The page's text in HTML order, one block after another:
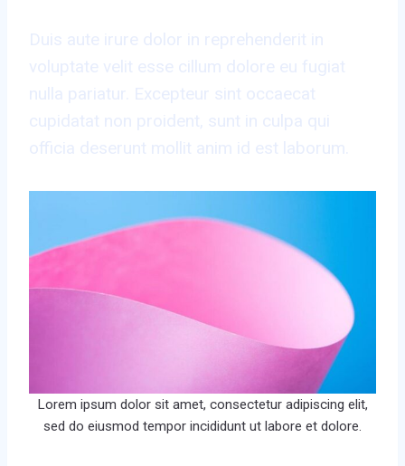
Duis aute irure dolor in reprehenderit in
voluptate velit esse cillum dolore eu fugiat
nulla pariatur. Excepteur sint occaecat
cupidatat non proident, sunt in culpa qui
officia deserunt mollit anim id est laborum.
Lorem ipsum dolor sit amet, consectetur adipiscing elit,
sed do eiusmod tempor incididunt ut labore et dolore.